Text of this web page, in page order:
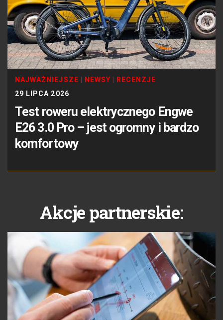
NAJWAŻNIEJSZE NEWSY
RECENZJE
29 LIPCA 2026
Test roweru elektrycznego Engwe
E26 3.0 Pro – jest ogromny i bardzo
komfortowy
Akcje partnerskie: